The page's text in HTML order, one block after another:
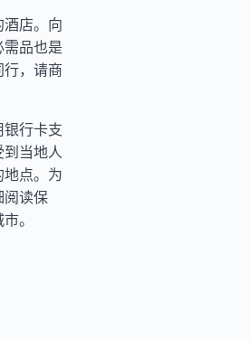
店。向
品也是
，请商
行卡支
当地人
点。为
阅读保
。